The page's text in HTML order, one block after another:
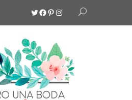
Twitter
Facebook
Pinterest
Instagram